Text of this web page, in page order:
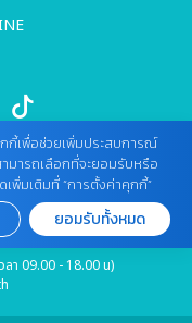
ไซต์
09.00 - 18.00 น)
เรียน
า 09.00 - 18.00 น)
กกี้เพื่อช่วยเพิ่มประสบการณ์
มารถเลือกที่จะยอมรับหรือ
เพิ่มเติมที่ “การตั้งค่าคุกกี้”
ยอมรับทั้งหมด